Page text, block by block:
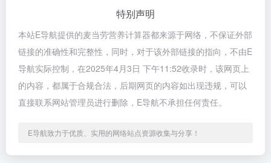
特别声明
本站E导航提供的麦当劳营养计算器都来源于网络，不保证外部
链接的准确性和完整性，同时，对于该外部链接的指向，不由E
导航实际控制，在2025年4月3日 下午11:52收录时，该网页上
的内容，都属于合规合法，后期网页的内容如出现违规，可以
直接联系网站管理员进行删除，E导航不承担任何责任。
E导航致力于优质、实用的网络站点资源收集与分享！